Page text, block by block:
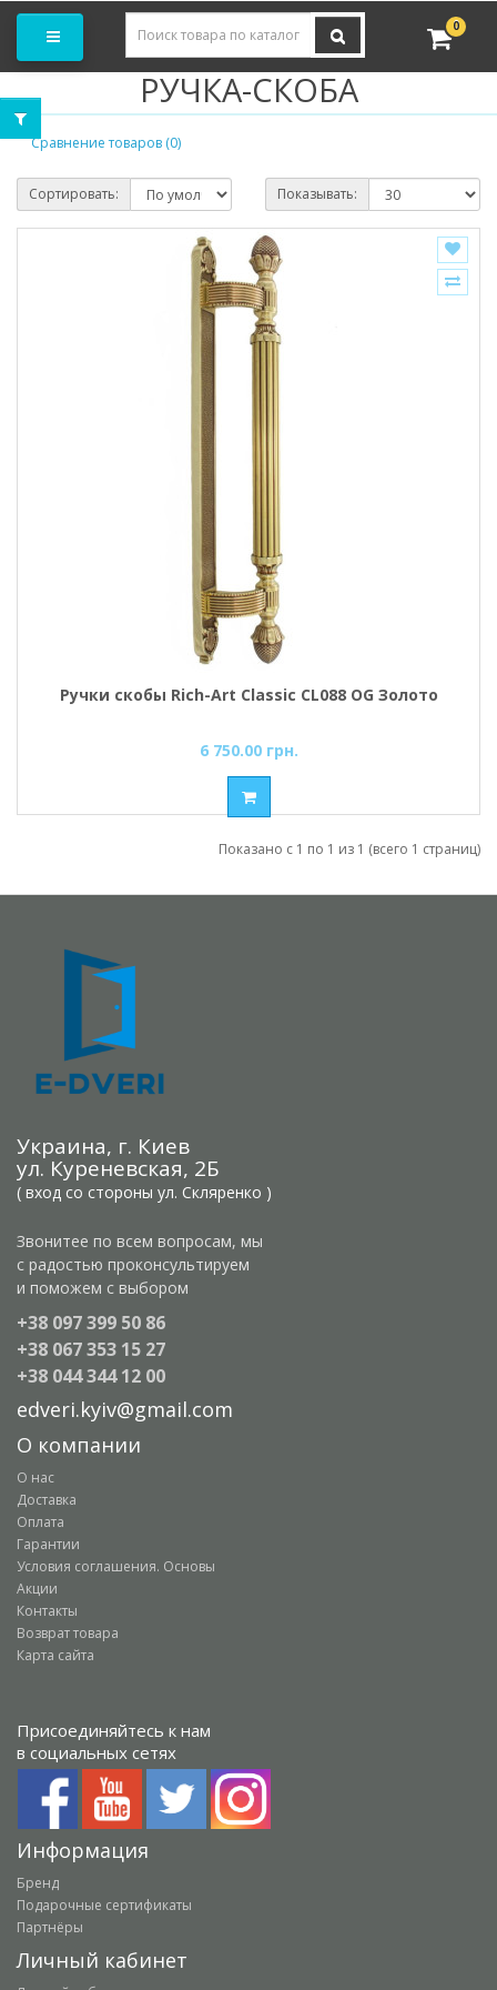
0
РУЧКА-СКОБА
Сравнение товаров (0)
Сортировать: Показывать:
Ручки скобы Rich-Art Classic CL088 OG Золото
6 750.00 грн.
Показано с 1 по 1 из 1 (всего 1 страниц)
Украина, г. Киев
ул. Куреневская, 2Б
( вход со стороны ул. Скляренко )
Звонитее по всем вопросам, мы
с радостью проконсультируем
и поможем с выбором
+38 097 399 50 86
+38 067 353 15 27
+38 044 344 12 00
edveri.kyiv@gmail.com
О компании
О нас
Доставка
Оплата
Гарантии
Условия соглашения. Основы
Акции
Контакты
Возврат товара
Карта сайта
Присоединяйтесь к нам
в социальных сетях
Информация
Бренд
Подарочные сертификаты
Партнёры
Личный кабинет